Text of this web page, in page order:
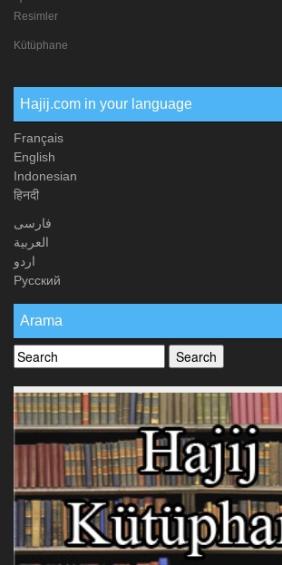
Resimler
Kütüphane
Hajij.com in your language
Français
English
Indonesian
हिनदी
فارسی
العربیة
اردو
Русский
Arama